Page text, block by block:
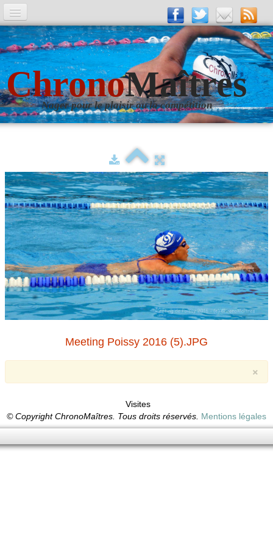
A la Une
Entrainements
La revue
Les numéros
Photos▼
Evènements▼
Livre d'Or
ChronoMaîtres
Nager pour le plaisir ou la compétition
Meeting Poissy 2016 (5).JPG
×
Visites
© Copyright ChronoMaîtres. Tous droits réservés. Mentions légales